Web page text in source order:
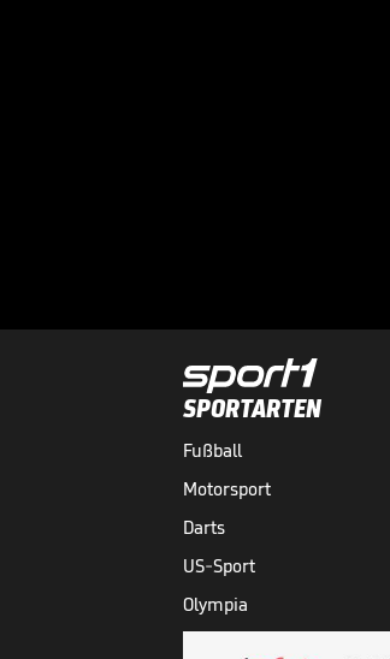
SPORTARTEN
Fußball
Motorsport
Darts
US-Sport
Olympia